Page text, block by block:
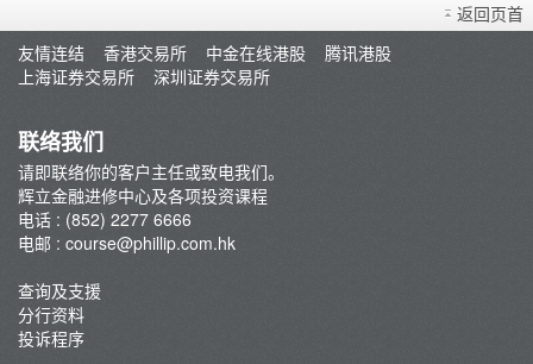
辉立课程
讲师
返回页首
友情连结
香港交易所 中金在线港股
腾讯港股
上海证券交易所
深圳证券交易所
联络我们
请即联络你的客户主任或致电我们。
辉立金融进修中心及各项投资课程
电话 : (852) 2277 6666
电邮 : course@phillip.com.hk
查询及支援
分行资料
投诉程序